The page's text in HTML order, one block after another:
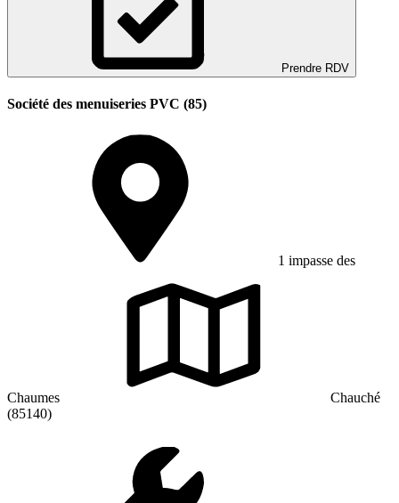
Prendre RDV
Société des menuiseries PVC (85)
1 impasse des
Chaumes
Chauché
(85140)